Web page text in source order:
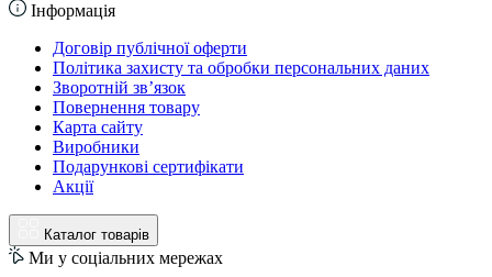
Інформація
Договір публічної оферти
Політика захисту та обробки персональних даних
Зворотній зв’язок
Повернення товару
Карта сайту
Виробники
Подарункові сертифікати
Акції
Каталог товарів
Ми у соціальних мережах